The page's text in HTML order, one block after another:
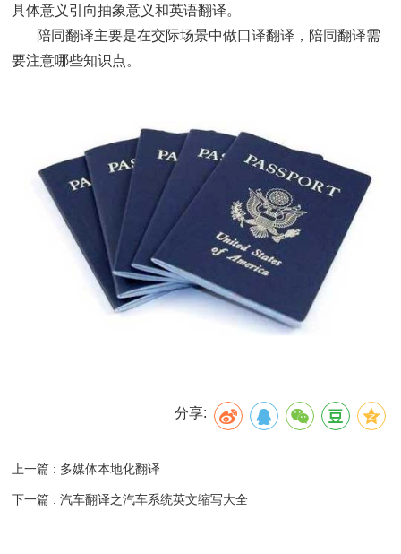
具体意义引向抽象意义和英语翻译。
陪同翻译主要是在交际场景中做口译翻译，陪同翻译需
要注意哪些知识点。
分享:
上一篇 : 多媒体本地化翻译
下一篇 : 汽车翻译之汽车系统英文缩写大全